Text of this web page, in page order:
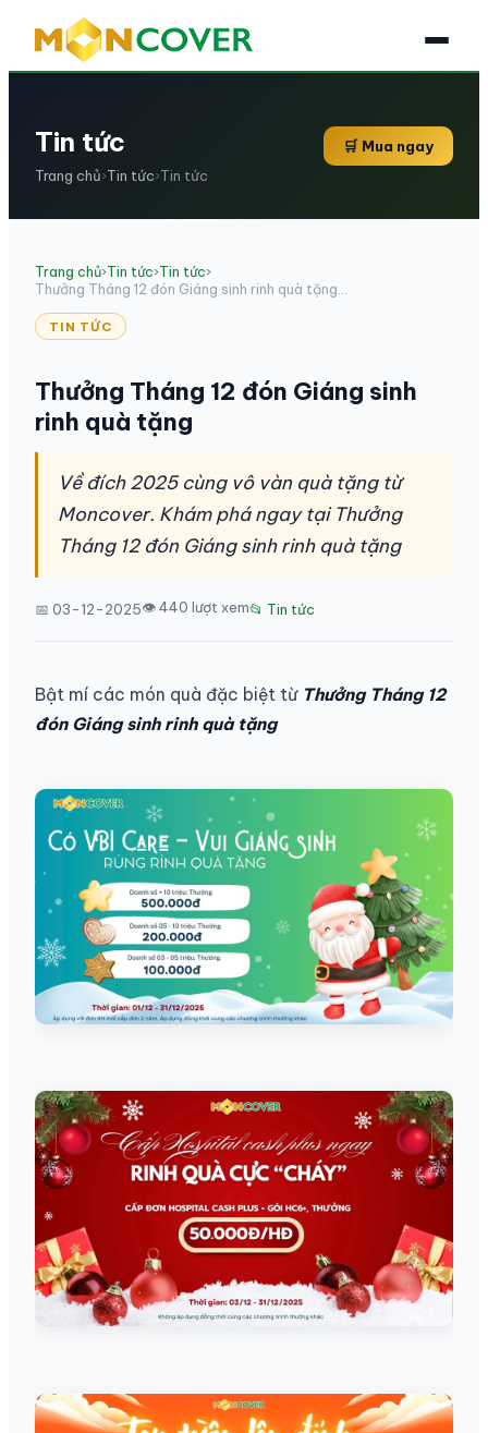
Tin tức
Trang chủ›Tin tức›Tin tức
🛒 Mua ngay
Trang chủ›Tin tức›Tin tức›
Thưởng Tháng 12 đón Giáng sinh rinh quà tặng...
TIN TỨC
Thưởng Tháng 12 đón Giáng sinh
rinh quà tặng
Về đích 2025 cùng vô vàn quà tặng từ
Moncover. Khám phá ngay tại Thưởng
Tháng 12 đón Giáng sinh rinh quà tặng
📅 03-12-2025👁 440 lượt xem📂 Tin tức
Bật mí các món quà đặc biệt từ Thưởng Tháng 12
đón Giáng sinh rinh quà tặng